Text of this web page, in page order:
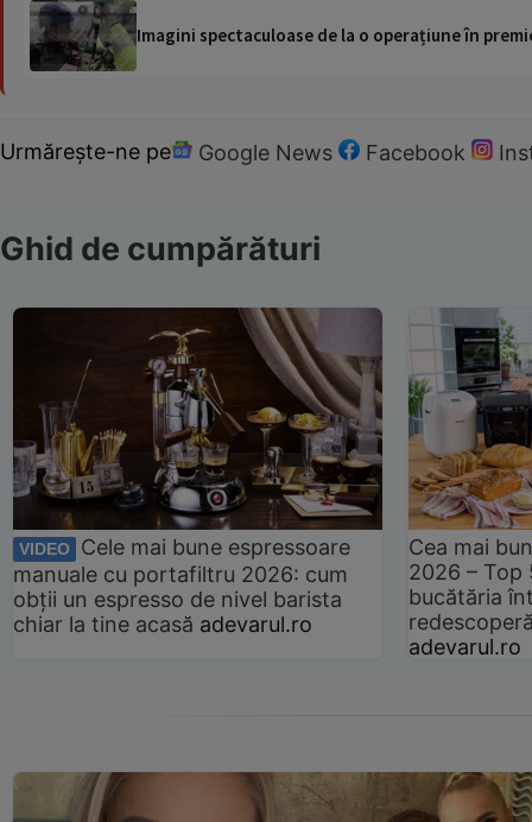
Imagini spectaculoase de la o operațiune în
Urmărește-ne pe Google News Facebook
Ghid de cumpărături
VIDEO
Cele mai bune espressoare
manuale cu portafiltru 2026: cum
obții un espresso de nivel barista
chiar la tine acasă adevarul.ro
Cea mai
2026 –
bucătăria
adevarul.ro